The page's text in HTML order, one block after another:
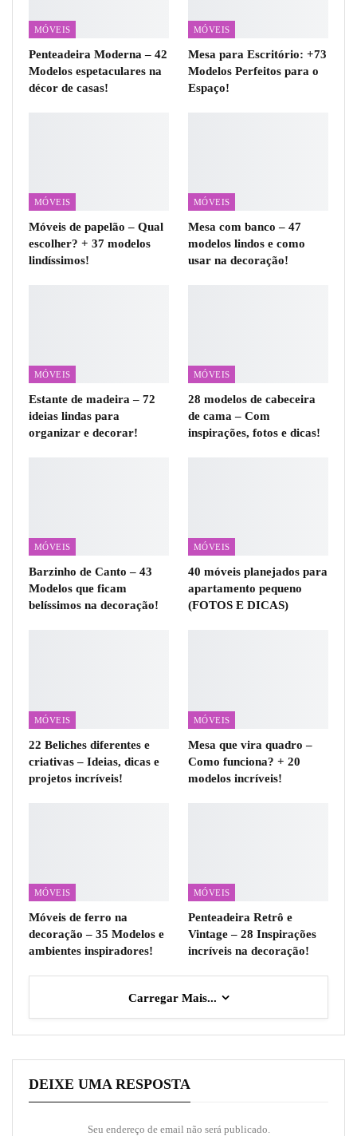
MÓVEIS
Penteadeira Moderna – 42
Modelos espetaculares na
décor de casas!
MÓVEIS
Mesa para Escritório: +73
Modelos Perfeitos para o
Espaço!
MÓVEIS
Móveis de papelão – Qual
escolher? + 37 modelos
lindíssimos!
MÓVEIS
Mesa com banco – 47
modelos lindos e como
usar na decoração!
MÓVEIS
Estante de madeira – 72
ideias lindas para
organizar e decorar!
MÓVEIS
28 modelos de cabeceira
de cama – Com
inspirações, fotos e dicas!
MÓVEIS
Barzinho de Canto – 43
Modelos que ficam
belíssimos na decoração!
MÓVEIS
40 móveis planejados para
apartamento pequeno
(FOTOS E DICAS)
MÓVEIS
22 Beliches diferentes e
criativas – Ideias, dicas e
projetos incríveis!
MÓVEIS
Mesa que vira quadro –
Como funciona? + 20
modelos incríveis!
MÓVEIS
Móveis de ferro na
decoração – 35 Modelos e
ambientes inspiradores!
MÓVEIS
Penteadeira Retrô e
Vintage – 28 Inspirações
incríveis na decoração!
Carregar Mais...
DEIXE UMA RESPOSTA
Seu endereço de email não será publicado.